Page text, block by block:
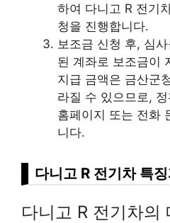
하여 다니고 R 전기
청을 진행합니다.
보조금 신청 후, 심
된 계좌로 보조금이
지급 금액은 금산군
라질 수 있으므로,
홈페이지 또는 전화
니다.
다니고 R 전기차 특
다니고 R 전기차의